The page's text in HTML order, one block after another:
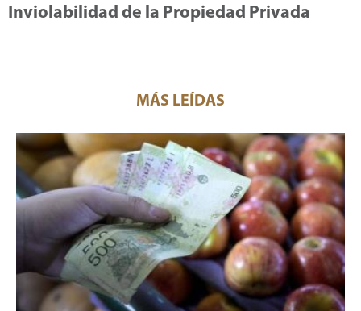
Inviolabilidad de la Propiedad Privada
MÁS LEÍDAS